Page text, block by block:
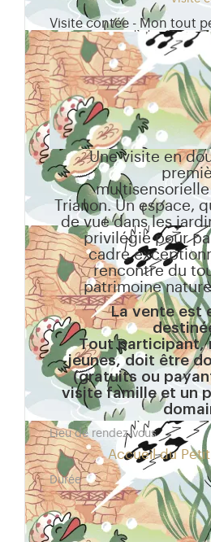
Visite contée - Mon tout
Une visite en
Trianon. Un espace,
de vue dans les
privilégié pour
cadre
rencontre du
patrimoine
La vente est
Tout participant,
jeunes, doit être
(gratuits ou
visite famille et un
Lieu de rendez-vous
Accueil du Petit
Durée